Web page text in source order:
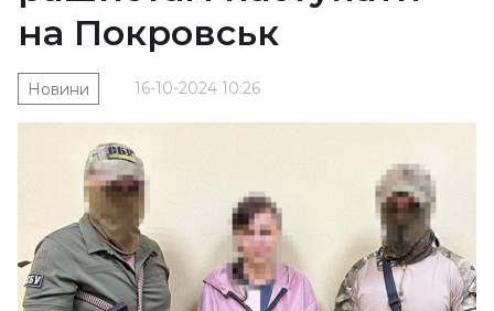
на Покровськ
16-10-2024 10:26
Новини